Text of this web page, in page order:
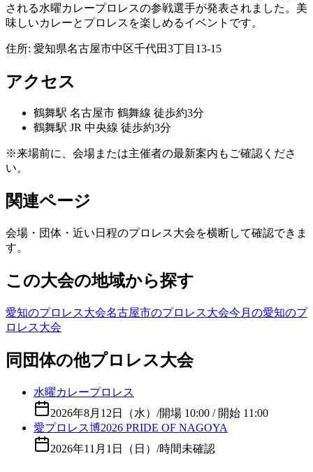
される水曜カレープロレスの参戦選手が発表されました。美
味しいカレーとプロレスを楽しめるイベントです。
住所: 愛知県名古屋市中区千代田3丁目13-15
アクセス
鶴舞駅 名古屋市 鶴舞線 徒歩約3分
鶴舞駅 JR 中央線 徒歩約3分
※来場前に、会場または主催者の最新案内もご確認くださ
い。
関連ページ
会場・団体・近い日程のプロレス大会を横断して確認できま
す。
この大会の地域から探す
愛知のプロレス大会名古屋市のプロレス大会今月の愛知のプ
ロレス大会
同団体の他プロレス大会
水曜カレープロレス
2026年8月12日（水） /開場 10:00 / 開始 11:00
愛プロレス博2026 PRIDE OF NAGOYA
2026年11月1日（日） /時間未確認